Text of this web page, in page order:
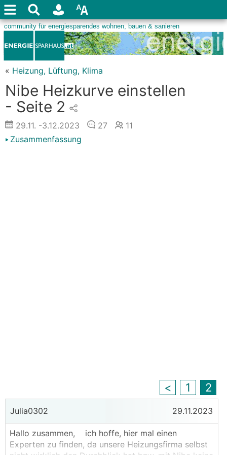
« Heizung, Lüftung, Klima
Nibe Heizkurve einstellen
- Seite 2
29.11. -3.12.2023 27
11
Zusammenfassung
< 1 2
Julia0302 29.11.2023
Hallo zusammen, ich hoffe, hier mal einen
Experten zu finden, da unsere Heizungsfirma selbst